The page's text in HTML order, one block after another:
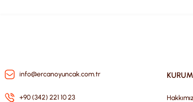
info@ercanoyuncak.com.tr
+90 (342) 221 10 23